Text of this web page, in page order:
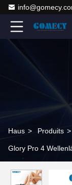
Haus > Produits >
Glory Pro 4